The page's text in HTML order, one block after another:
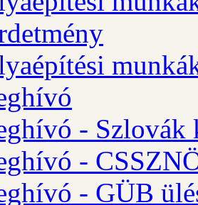
- Szlovák
-
- GÜB